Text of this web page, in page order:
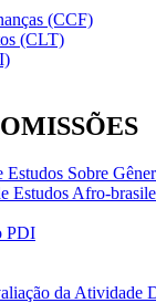
(CCF)
(CLT)
Sobre
Estudos Afro-
PDI
da Atividade